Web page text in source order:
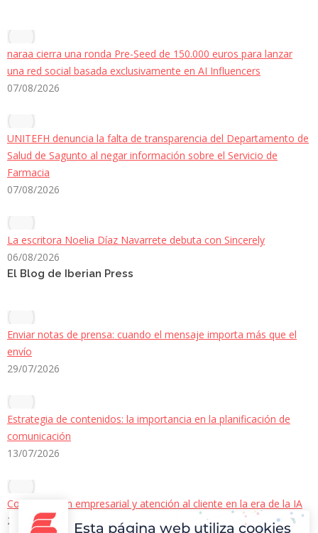
naraa cierra una ronda Pre-Seed de 150.000 euros para lanzar
una red social basada exclusivamente en AI Influencers
07/08/2026
UNITEFH denuncia la falta de transparencia del Departamento de
Salud de Sagunto al negar información sobre el Servicio de
Farmacia
07/08/2026
La escritora Noelia Díaz Navarrete debuta con Sincerely
06/08/2026
El Blog de Iberian Press
Enviar notas de prensa: cuando el mensaje importa más que el
envío
29/07/2026
Estrategia de contenidos: la importancia en la planificación de
comunicación
13/07/2026
Comunicación empresarial y atención al cliente en la era de la IA
22/06/2026
Esta página web utiliza cookies